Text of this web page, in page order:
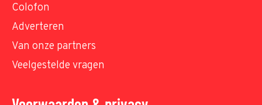
Colofon
Adverteren
Van onze partners
Veelgestelde vragen